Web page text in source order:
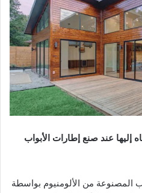
إليها عند صنع إطارات الأبواب
المصنوعة من الألومنيوم بواسطة